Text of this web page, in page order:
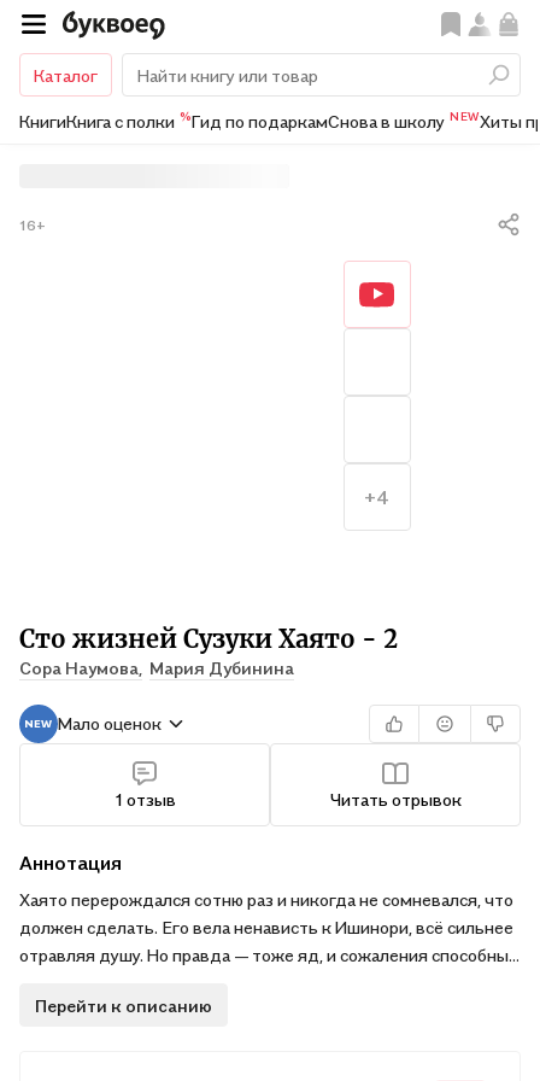
Каталог
КнигиКнига с полки %Гид по подаркамСнова в школу NEWХиты
Сто жизней Сузуки Хаято - 2
Сора Наумова, Мария Дубинина
16+
Мало оценок
1 отзыв Читать отрывок
+4
Аннотация
Хаято перерождался сотню раз и никогда не сомневался, что
должен сделать. Его вела ненависть к Ишинори, всё сильнее
отравляя душу. Но правда — тоже яд, и сожаления способны
Перейти к описанию